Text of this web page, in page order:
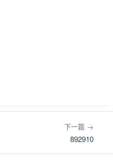
下一篇 →
892910